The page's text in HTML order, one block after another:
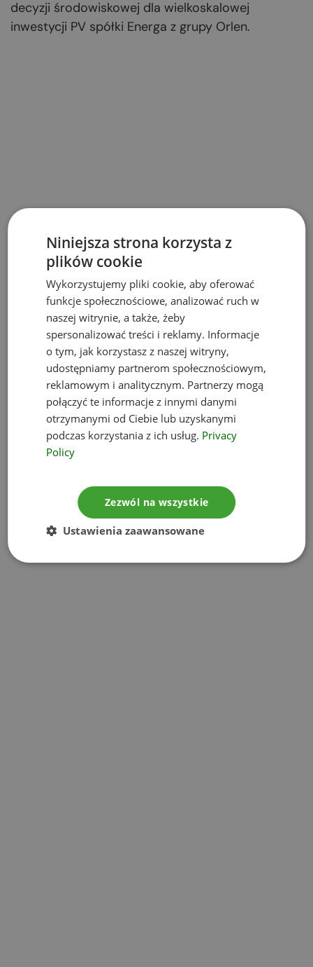
decyzji środowiskowej dla wielkoskalowej
inwestycji PV spółki Energa z grupy Orlen.
Niniejsza strona korzysta z
plików cookie
Wykorzystujemy pliki cookie, aby oferować
funkcje społecznościowe, analizować ruch w
naszej witrynie, a także, żeby
spersonalizować treści i reklamy. Informacje
o tym, jak korzystasz z naszej witryny,
udostępniamy partnerom społecznościowym,
reklamowym i analitycznym. Partnerzy mogą
połączyć te informacje z innymi danymi
otrzymanymi od Ciebie lub uzyskanymi
podczas korzystania z ich usług. Privacy
Policy
Zezwól na wszystkie
Ustawienia zaawansowane